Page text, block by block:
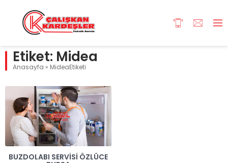
Etiket: Midea
Anasayfa » MideaEtiketi
BUZDOLABI SERVISI ÖZLÜCE